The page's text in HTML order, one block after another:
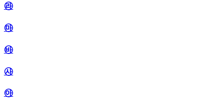
㉱
㉲
㉳
㉴
㉵